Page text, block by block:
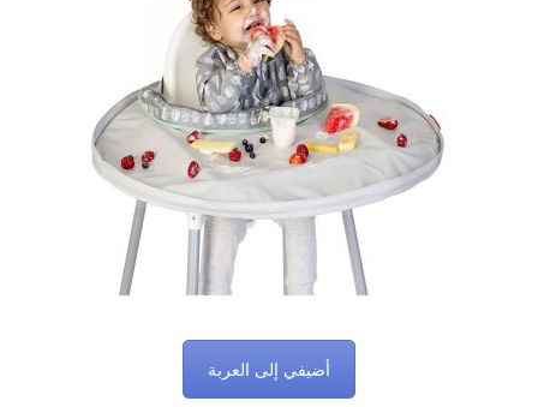
أضيفي إلى العربة